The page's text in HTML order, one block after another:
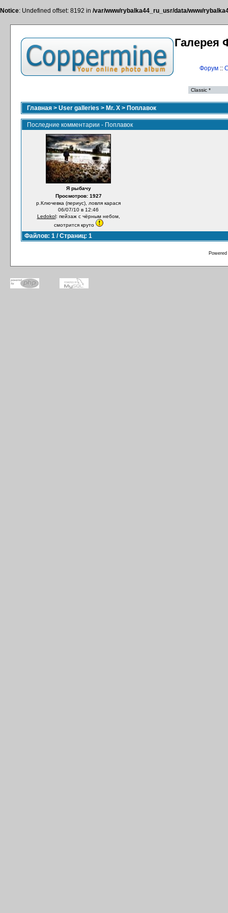
Notice: Undefined offset: 8192 in /var/www/rybalka44_ru_usr/data/www/
Галерея
Форум::
Главная > User galleries > Mr. X > Поплавок
Последние комментарии - Поплавок
Я рыбачу
Просмотров: 1927
р.Ключевка (периус), ловля карася
06/07/10 в 12:46
Ledokol: пейзаж с чёрным небом,
смотрится круто
Файлов: 1 / Страниц: 1